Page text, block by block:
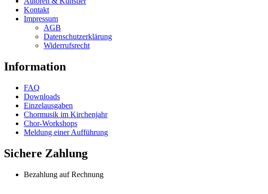
page
The
options
may
be
chosen
on
product
Kontakt
Impressum
AGB
Datenschutzerklärung
Widerrufsrecht
Information
FAQ
Downloads
Einzelausgaben
Chormusik im Kirchenjahr
Chor-Workshops
Meldung einer Aufführung
Sichere Zahlung
Bezahlung auf Rechnung